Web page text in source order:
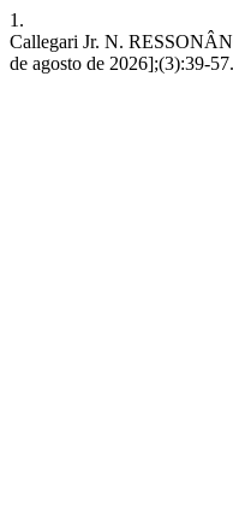
1.
Callegari Jr. N.
de agosto de 2026];(3):39-